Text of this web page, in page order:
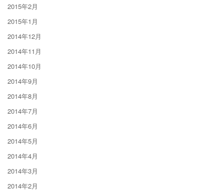
2015年2月
2015年1月
2014年12月
2014年11月
2014年10月
2014年9月
2014年8月
2014年7月
2014年6月
2014年5月
2014年4月
2014年3月
2014年2月